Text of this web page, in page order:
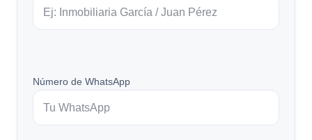
Número de WhatsApp